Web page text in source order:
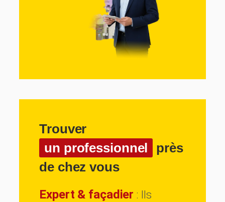
Trouver
un professionnel
près
de chez vous
Expert & façadier : Ils